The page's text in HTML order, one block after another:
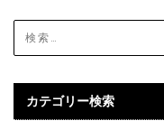
カテゴリー検索